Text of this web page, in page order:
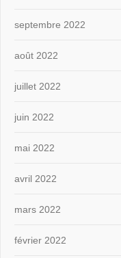
septembre 2022
août 2022
juillet 2022
juin 2022
mai 2022
avril 2022
mars 2022
février 2022